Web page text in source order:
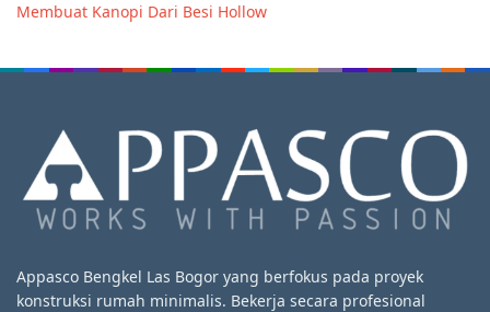
Membuat Kanopi Dari Besi Hollow
Appasco Bengkel Las Bogor yang berfokus pada proyek
konstruksi rumah minimalis. Bekerja secara profesional